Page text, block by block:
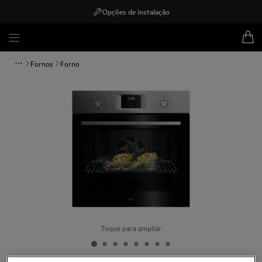
Opções de instalação
Fornos Forno
Toque para ampliar